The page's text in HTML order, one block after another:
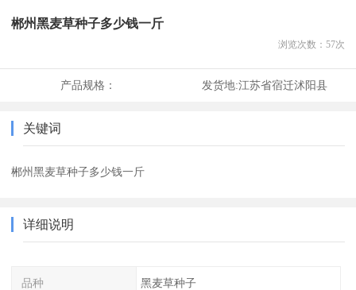
郴州黑麦草种子多少钱一斤
浏览次数： 57次
产品规格： 发货地:江苏省宿迁沭阳县
关键词
郴州黑麦草种子多少钱一斤
详细说明
品种 黑麦草种子